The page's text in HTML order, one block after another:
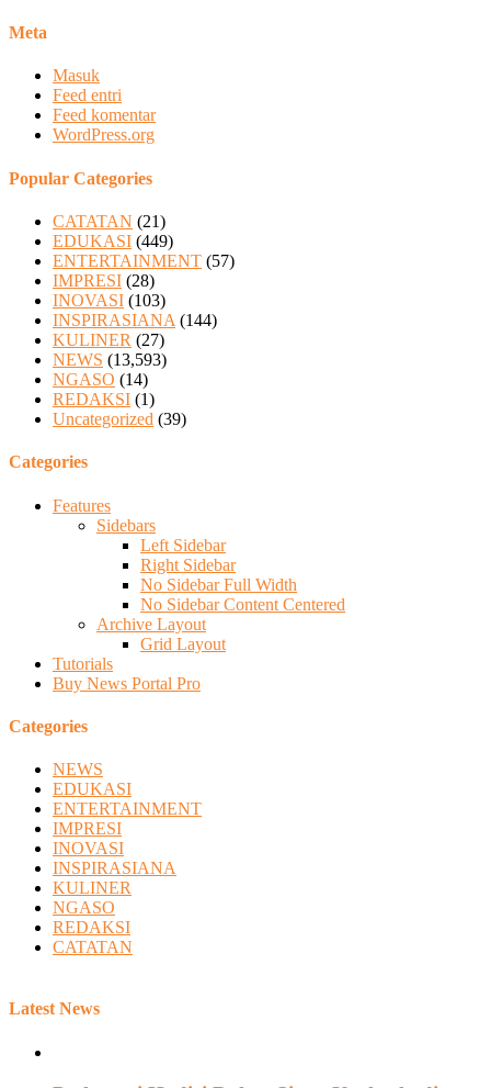
Meta
Masuk
Feed entri
Feed komentar
WordPress.org
Popular Categories
CATATAN (21)
EDUKASI (449)
ENTERTAINMENT (57)
IMPRESI (28)
INOVASI (103)
INSPIRASIANA (144)
KULINER (27)
NEWS (13,593)
NGASO (14)
REDAKSI (1)
Uncategorized (39)
Categories
Features
Sidebars
Left Sidebar
Right Sidebar
No Sidebar Full Width
No Sidebar Content Centered
Archive Layout
Grid Layout
Tutorials
Buy News Portal Pro
Categories
NEWS
EDUKASI
ENTERTAINMENT
IMPRESI
INOVASI
INSPIRASIANA
KULINER
NGASO
REDAKSI
CATATAN
Latest News